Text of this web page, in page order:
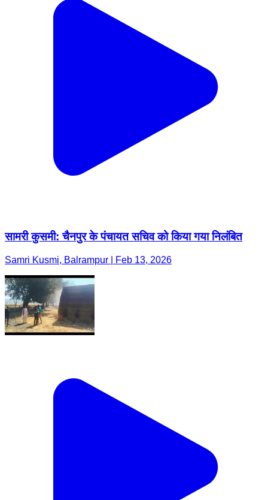
सामरी कुसमी: चैनपुर के पंचायत सचिव को किया गया निलंबित
Samri Kusmi, Balrampur | Feb 13, 2026